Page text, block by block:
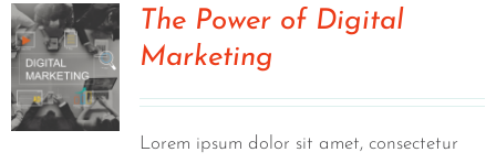
The Power of Digital
Marketing
Lorem ipsum dolor sit amet, consectetur